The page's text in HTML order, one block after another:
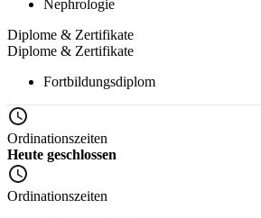
Nephrologie
Diplome & Zertifikate
Diplome & Zertifikate
Fortbildungsdiplom
Ordinationszeiten
Heute geschlossen
Ordinationszeiten